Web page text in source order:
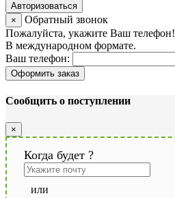
Авторизоваться
×
Обратный звонок
Пожалуйста, укажите Ваш телефон!
В международном формате.
Ваш телефон:
Оформить заказ
Сообщить о поступлении
×
Когда будет ?
или